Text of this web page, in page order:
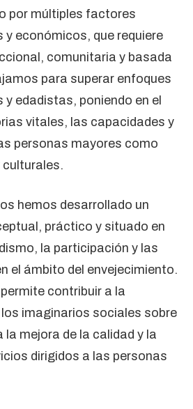
por múltiples factores
económicos, que requiere
comunitaria y basada
para superar enfoques
edadistas, poniendo en el
vitales, las capacidades y
personas mayores como
hemos desarrollado un
práctico y situado en
la participación y las
el ámbito del envejecimiento.
contribuir a la
imaginarios sociales sobre
la mejora de la calidad y la
dirigidos a las personas